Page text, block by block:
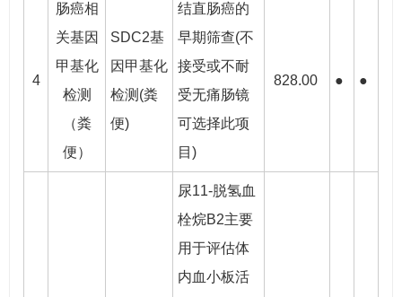
4
肠癌相
关基因
甲基化
检测
（粪
便）
SDC2基
因甲基化
检测(粪
便)
结直肠癌的
早期筛查(不
接受或不耐
受无痛肠镜
可选择此项
目)
828.00 ● ●
尿11-脱氢血
栓烷B2主要
用于评估体
内血小板活